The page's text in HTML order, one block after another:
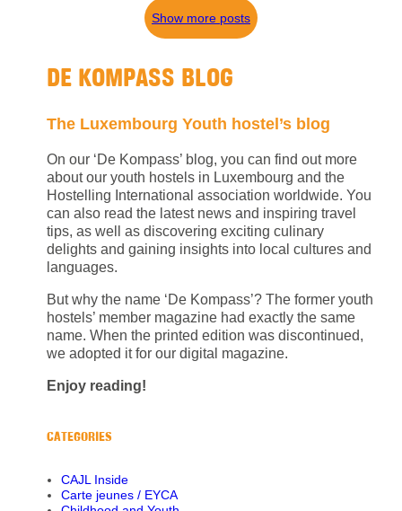
Show more posts
DE KOMPASS BLOG
The Luxembourg Youth hostel’s blog
On our ‘De Kompass’ blog, you can find out more
about our youth hostels in Luxembourg and the
Hostelling International association worldwide. You
can also read the latest news and inspiring travel
tips, as well as discovering exciting culinary
delights and gaining insights into local cultures and
languages.
But why the name ‘De Kompass’? The former youth
hostels’ member magazine had exactly the same
name. When the printed edition was discontinued,
we adopted it for our digital magazine.
Enjoy reading!
CATEGORIES
CAJL Inside
Carte jeunes / EYCA